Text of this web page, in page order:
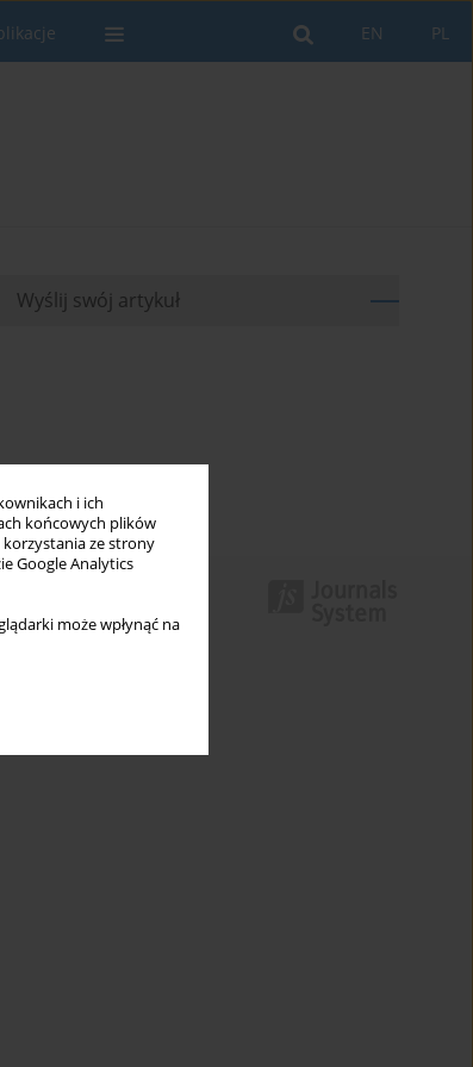
i ich
końcowych plików
korzystania ze strony
Google Analytics
może wpłynąć na
PL
EN
Wyślij swój artykuł